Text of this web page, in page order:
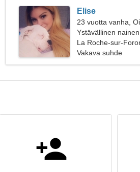
Elise
23 vuotta vanha,
Ystävällinen
La Roche-sur-
Vakava suhde